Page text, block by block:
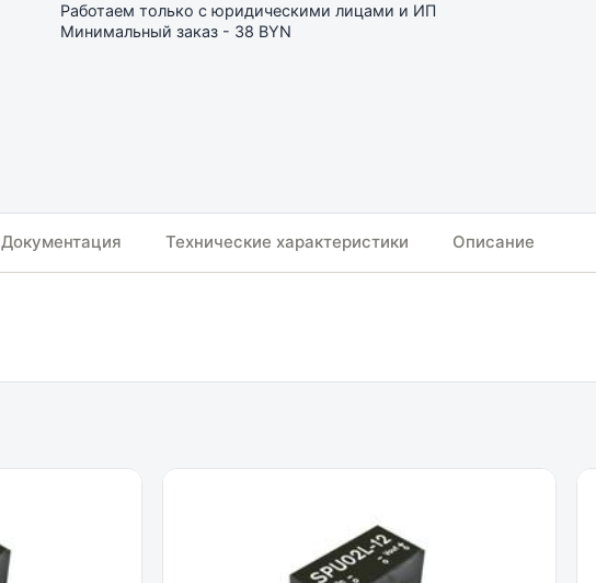
Работаем только с юридическими лицами и ИП
Минимальный заказ - 38 BYN
Документация Технические характеристики Описание